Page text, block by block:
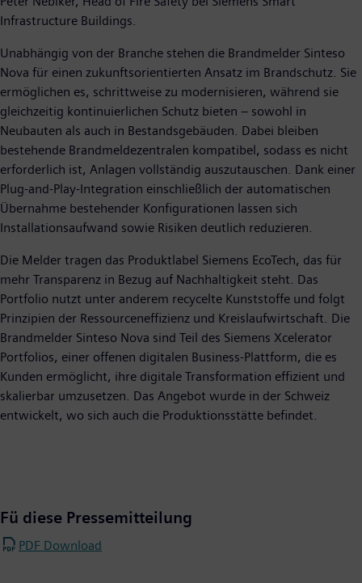
Infrastructure Buildings.
Unabhängig von der Branche stehen die Brandmelder Sinteso
Nova für einen zukunftsorientierten Ansatz im Brandschutz. Sie
ermöglichen es, schrittweise zu modernisieren, während sie
gleichzeitig kontinuierlichen Schutz bieten – sowohl in
Neubauten als auch in Bestandsgebäuden. Dabei bleiben
bestehende Brandmeldezentralen kompatibel, sodass es nicht
erforderlich ist, Anlagen vollständig auszutauschen. Dank einer
Plug-and-Play-Integration einschließlich der automatischen
Übernahme bestehender Konfigurationen lassen sich
Installationsaufwand sowie Risiken deutlich reduzieren.
Die Melder tragen das Produktlabel Siemens EcoTech, das für
mehr Transparenz in Bezug auf Nachhaltigkeit steht. Das
Portfolio nutzt unter anderem recycelte Kunststoffe und folgt
Prinzipien der Ressourceneffizienz und Kreislaufwirtschaft. Die
Brandmelder Sinteso Nova sind Teil des Siemens Xcelerator
Portfolios, einer offenen digitalen Business-Plattform, die es
Kunden ermöglicht, ihre digitale Transformation effizient und
skalierbar umzusetzen. Das Angebot wurde in der Schweiz
entwickelt, wo sich auch die Produktionsstätte befindet.
Fü diese Pressemitteilung
PDF Download